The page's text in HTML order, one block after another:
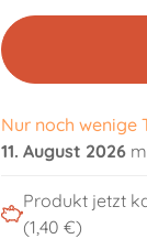
Nur noch wenige
11. August 2026
Produkt jetzt
(1,40 €)